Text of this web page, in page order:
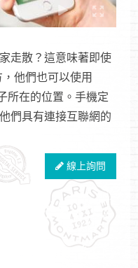
走散？這意味著即使
他們也可以使用
所在的位置。手機定
們具有連接互聯網的
線上詢問